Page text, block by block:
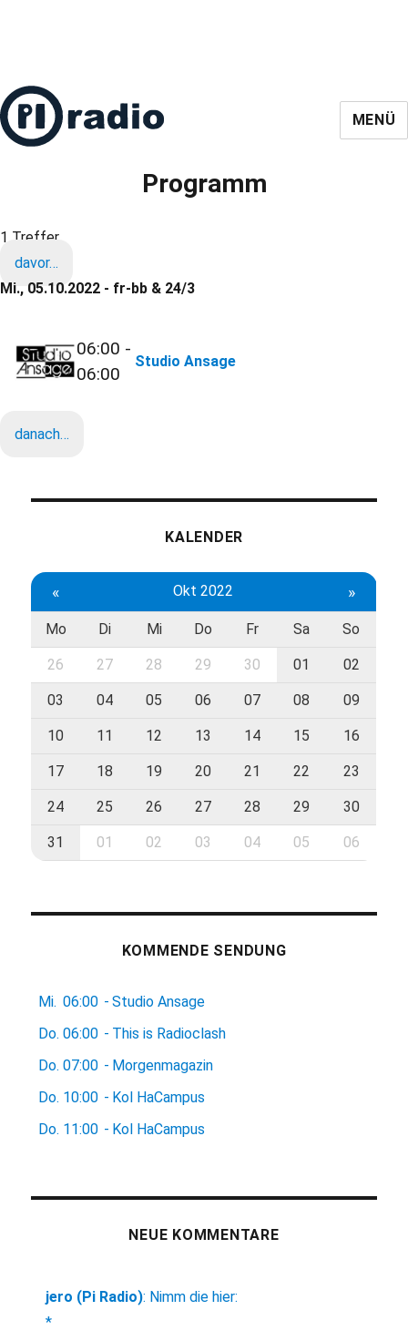
MENÜ
Programm
1 Treffer
davor…
Mi., 05.10.2022 - fr-bb & 24/3
06:00 -
06:00
Studio Ansage
danach…
KALENDER
« Okt 2022 »
Mo Di Mi Do Fr Sa So
26 27 28 29 30 01 02
03 04 05 06 07 08 09
10 11 12 13 14 15 16
17 18 19 20 21 22 23
24 25 26 27 28 29 30
31 01 02 03 04 05 06
KOMMENDE SENDUNG
Mi. 06:00 - Studio Ansage
Do. 06:00 - This is Radioclash
Do. 07:00 - Morgenmagazin
Do. 10:00 - Kol HaCampus
Do. 11:00 - Kol HaCampus
NEUE KOMMENTARE
jero (Pi Radio): Nimm die hier:
*